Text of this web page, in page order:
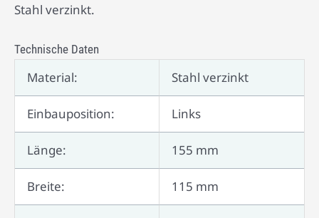
Stahl verzinkt.
Technische Daten
Material: Stahl verzinkt
Einbauposition: Links
Länge: 155 mm
Breite: 115 mm